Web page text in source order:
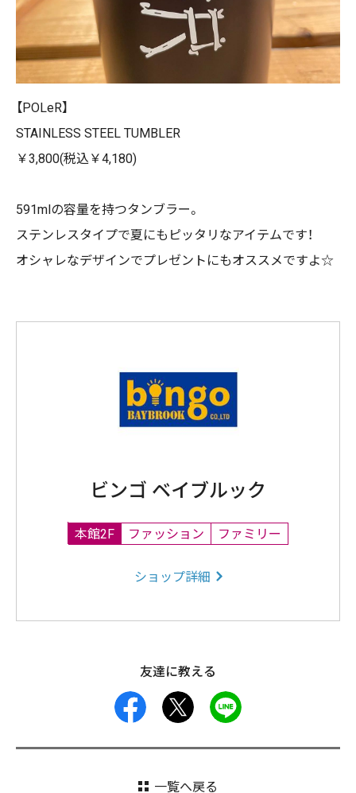
【POLeR】
STAINLESS STEEL TUMBLER
￥3,800(税込￥4,180)
591mlの容量を持つタンブラー。
ステンレスタイプで夏にもピッタリなアイテムです！
オシャレなデザインでプレゼントにもオススメですよ☆
ビンゴ ベイブルック
本館2F ファッション ファミリー
ショップ詳細
友達に教える
facebook
一覧へ戻る